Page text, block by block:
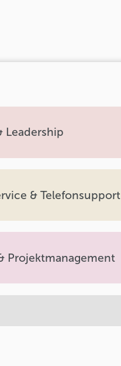
Leadership
& Telefonsupport
Projektmanagement